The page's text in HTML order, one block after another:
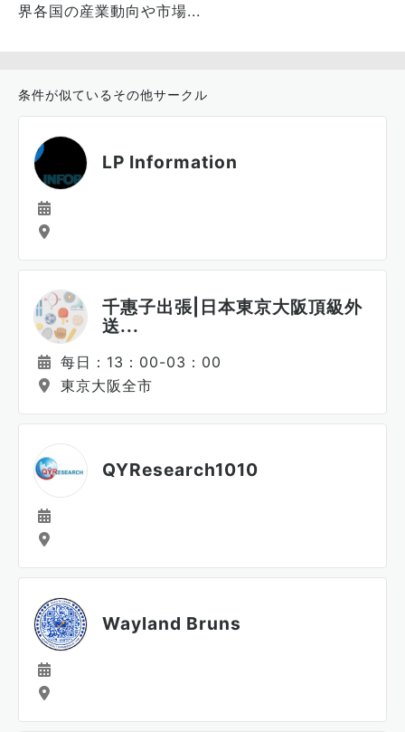
界各国の産業動向や市場...
条件が似ているその他サークル
LP Information
千惠子出張|日本東京大阪頂級外
送...
每日：13：00-03：00
東京大阪全市
QYResearch1010
Wayland Bruns